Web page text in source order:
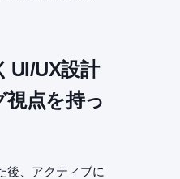
UX設計
点を持っ
後、アクティブに